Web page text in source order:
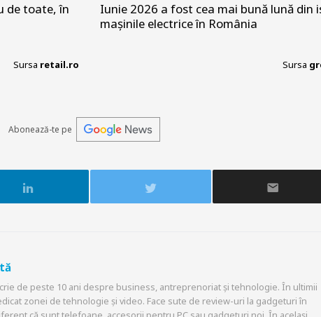
de toate, în
Sursa retail.ro
Iunie 2026 a fost cea mai bună lună din
mașinile electrice în România
Sursa
Abonează-te pe
de peste 10 ani despre business, antreprenoriat și tehnologie. În ultimii
zonei de tehnologie și video. Face sute de review-uri la gadgeturi în